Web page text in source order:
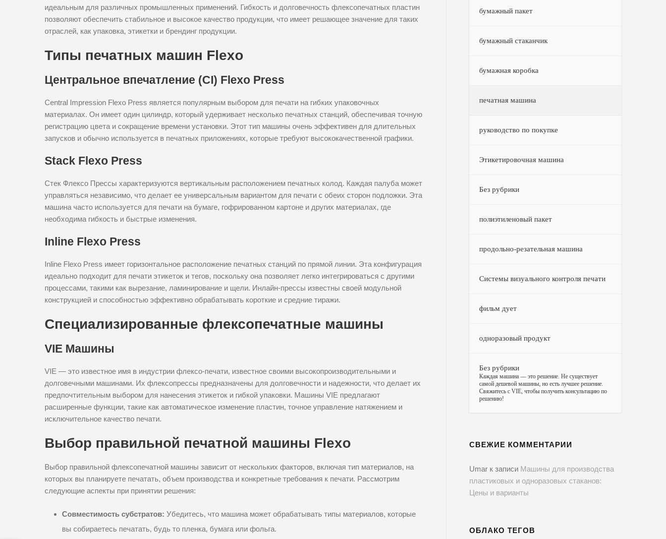
идеальным для различных промышленных применений. Гибкость и долговечность флексопечатных пластин
позволяют обеспечить стабильное и высокое качество продукции, что имеет решающее значение для таких
отраслей, как упаковка, этикетки и брендинг продукции.
Типы печатных машин Flexo
Центральное впечатление (CI) Flexo Press
Central Impression Flexo Press является популярным выбором для печати на гибких упаковочных
материалах. Он имеет один цилиндр, который удерживает несколько печатных станций, обеспечивая точную
регистрацию цвета и сокращение времени установки. Этот тип машины очень эффективен для длительных
запусков и обычно используется в печатных приложениях, которые требуют высококачественной графики.
Stack Flexo Press
Стек Флексо Прессы характеризуются вертикальным расположением печатных колод. Каждая палуба может
управляться независимо, что делает ее универсальным вариантом для печати с обеих сторон подложки. Эта
машина часто используется для печати на бумаге, гофрированном картоне и других материалах, где
необходима гибкость и быстрые изменения.
Inline Flexo Press
Inline Flexo Press имеет горизонтальное расположение печатных станций по прямой линии. Эта конфигурация
идеально подходит для печати этикеток и тегов, поскольку она позволяет легко интегрироваться с другими
процессами, такими как вырезание, ламинирование и щели. Инлайн-прессы известны своей модульной
конструкцией и способностью эффективно обрабатывать короткие и средние тиражи.
Специализированные флексопечатные машины
VIE Машины
VIE — это известное имя в индустрии флексо-печати, известное своими высокопроизводительными и
долговечными машинами. Их флексопрессы предназначены для долговечности и надежности, что делает их
предпочтительным выбором для нанесения этикеток и гибкой упаковки. Машины VIE предлагают
расширенные функции, такие как автоматическое изменение пластин, точное управление натяжением и
исключительное качество печати.
Выбор правильной печатной машины Flexo
Выбор правильной флексопечатной машины зависит от нескольких факторов, включая тип материалов, на
которых вы планируете печатать, объем производства и конкретные требования к печати. Рассмотрим
следующие аспекты при принятии решения:
Совместимость субстратов: Убедитесь, что машина может обрабатывать типы материалов, которые
вы собираетесь печатать, будь то пленка, бумага или фольга.
бумажный пакет
бумажный стаканчик
бумажная коробка
печатная машина
руководство по покупке
Этикетировочная машина
Без рубрики
полиэтиленовый пакет
продольно-резательная машина
Системы визуального контроля печати
фильм дует
одноразовый продукт
Без рубрики
–
Каждая машина — это решение. Не существует
самой дешевой машины, но есть лучшее решение.
Свяжитесь с VIE, чтобы получить консультацию по
решению!
СВЕЖИЕ КОММЕНТАРИИ
Umar к записи Машины для производства
пластиковых и одноразовых стаканов:
Цены и варианты
ОБЛАКО ТЕГОВ